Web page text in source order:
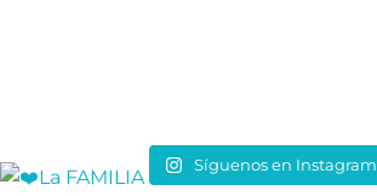
Síguenos en Instagram